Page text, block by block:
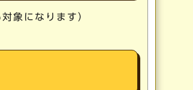
象になります）